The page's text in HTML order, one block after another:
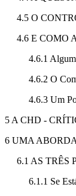
4.5 O
4.6 E COMO
4.6.1
4.6.2 O
4.6.3 Um
5 A CHD -
6 UMA
6.1 AS TRÊS
6.1.1 Se